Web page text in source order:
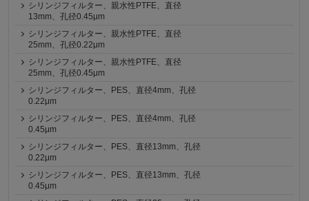
シリンジフィルター、親水性PTFE、直径
13mm、孔径0.45μm
シリンジフィルター、親水性PTFE、直径
25mm、孔径0.22μm
シリンジフィルター、親水性PTFE、直径
25mm、孔径0.45μm
シリンジフィルター、PES、直径4mm、孔径
0.22μm
シリンジフィルター、PES、直径4mm、孔径
0.45μm
シリンジフィルター、PES、直径13mm、孔径
0.22μm
シリンジフィルター、PES、直径13mm、孔径
0.45μm